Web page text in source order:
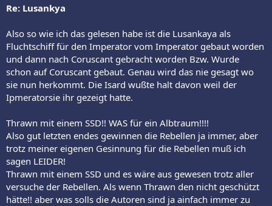
Re: Lusankya
Also so wie ich das gelesen habe ist die Lusankaya als
Fluchtschiff für den Imperator vom Imperator gebaut worden
und dann nach Coruscant gebracht worden Bzw. Wurde
schon auf Coruscant gebaut. Genau wird das nie gesagt wo
sie nun herkommt. Die Isard wußte halt davon weil der
Ipmeratorsie ihr gezeigt hatte.
Thrawn mit einem SSD!! WAS für ein Albtraum!!!!
Also gut letzten endes gewinnen die Rebellen ja immer, aber
trotz meiner eigenen Gesinnung für die Rebellen muß ich
sagen LEIDER!
Thrawn mit einem SSD und es wäre aus gewesen trotz aller
versuche der Rebellen. Als wenn Thrawn den nicht geschützt
hätte!! aber was solls die Autoren sind ja ainfach immer zu